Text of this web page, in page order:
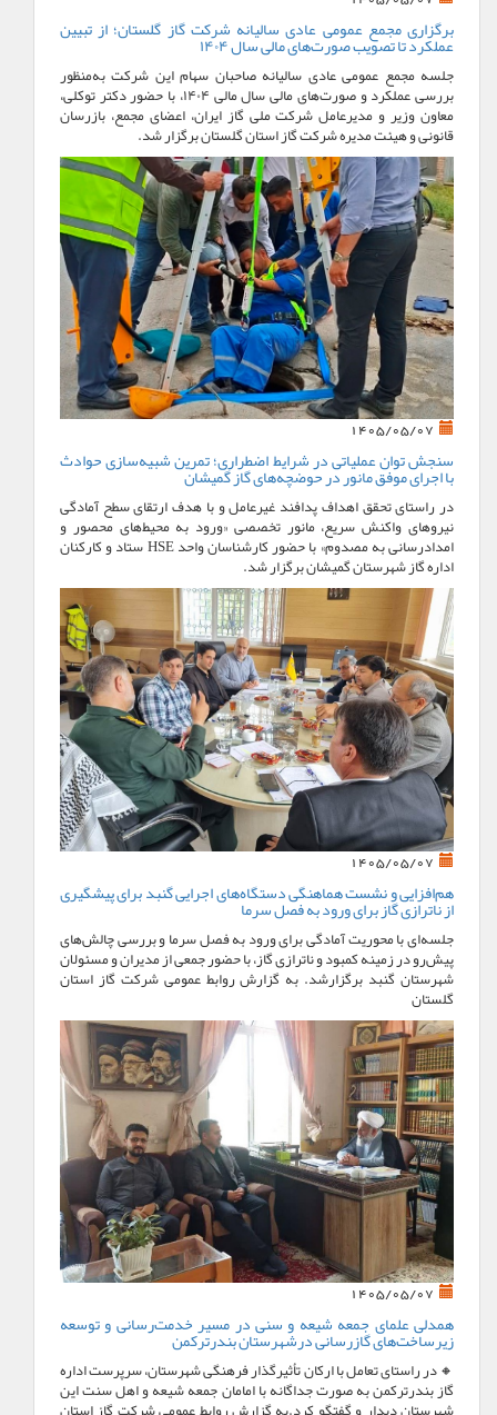
برگزاری مجمع عمومی عادی سالیانه شرکت گاز گلستان؛ از تبیین
عملکرد تا تصویب صورت‌های مالی سال ۱۴۰۴
جلسه مجمع عمومی عادی سالیانه صاحبان سهام این شرکت به‌منظور
بررسی عملکرد و صورت‌های مالی سال مالی ۱۴۰۴، با حضور دکتر توکلی،
معاون وزیر و مدیرعامل شرکت ملی گاز ایران، اعضای مجمع، بازرسان
قانونی و هیئت مدیره شرکت گاز استان گلستان برگزار شد.
سنجش توان عملیاتی در شرایط اضطراری؛ تمرین شبیه‌سازی حوادث
با اجرای موفق مانور در حوضچه‌های گاز گمیشان
در راستای تحقق اهداف پدافند غیرعامل و با هدف ارتقای سطح آمادگی
نیروهای واکنش سریع، مانور تخصصی «ورود به محیط‌های محصور و
امدادرسانی به مصدوم» با حضور کارشناسان واحد HSE ستاد و کارکنان
اداره گاز شهرستان گمیشان برگزار شد.
هم‌افزایی و نشست هماهنگی دستگاه‌های اجرایی گنبد برای پیشگیری
از ناترازی گاز برای ورود به فصل سرما
جلسه‌ای با محوریت آمادگی برای ورود به فصل سرما و بررسی چالش‌های
پیش‌رو در زمینه کمبود و ناترازی گاز، با حضور جمعی از مدیران و مسئولان
شهرستان گنبد برگزارشد. به گزارش روابط عمومی شرکت گاز استان
گلستان
همدلی علمای جمعه شیعه و سنی در مسیر خدمت‌رسانی و توسعه
زیرساخت‌های گازرسانی درشهرستان بندرترکمن
🔸 در راستای تعامل با ارکان تأثیرگذار فرهنگی شهرستان، سرپرست اداره
گاز بندرترکمن به صورت جداگانه با امامان جمعه شیعه و اهل سنت این